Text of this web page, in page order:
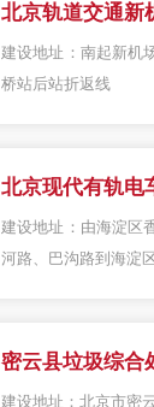
北京轨道交通新
建设地址： 南起新机
桥站后站折返线
北京现代有轨电
建设地址： 由海淀区
河路、巴沟路到海淀
密云县垃圾综合
建设地址： 北京市密